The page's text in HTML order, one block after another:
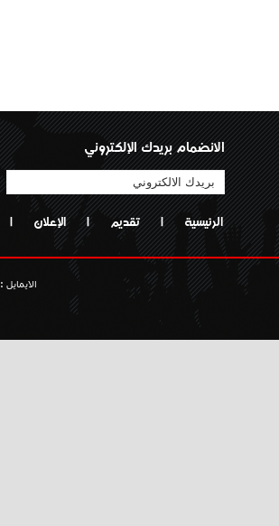
الانضمام بريدك الإلكتروني
الرئيسية | تقديم | الإعلان |
الايمايل :